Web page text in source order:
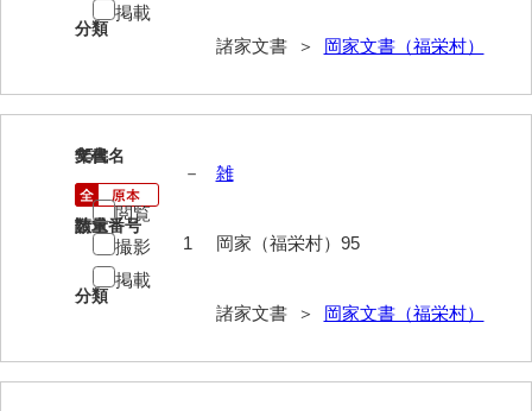
河野家文書（美祢市）
神田一・二宮関係文書
岸浩文庫
岸村家文書
木津屋家文書
木原家文書
分類
諸家文書 ＞ 岡家文書（福栄村）
掲載
95
文書名
雑
請求番号
岡家（福栄村）95
分類
諸家文書 ＞ 岡家文書（福栄村）
年代
－
数量
1
閲覧
撮影
掲載